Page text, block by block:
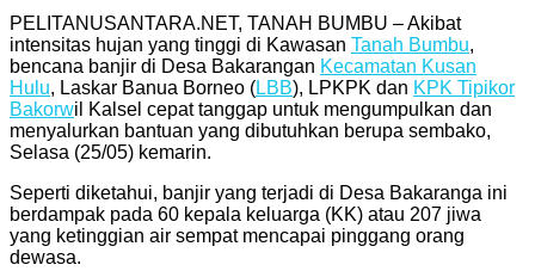
Telegram
PELITANUSANTARA.NET, TANAH BUMBU – Akibat
intensitas hujan yang tinggi di Kawasan Tanah Bumbu,
bencana banjir di Desa Bakarangan Kecamatan Kusan
Hulu, Laskar Banua Borneo (LBB), LPKPK dan KPK Tipikor
Bakorwil Kalsel cepat tanggap untuk mengumpulkan dan
menyalurkan bantuan yang dibutuhkan berupa sembako,
Selasa (25/05) kemarin.
Seperti diketahui, banjir yang terjadi di Desa Bakaranga ini
berdampak pada 60 kepala keluarga (KK) atau 207 jiwa
yang ketinggian air sempat mencapai pinggang orang
dewasa.